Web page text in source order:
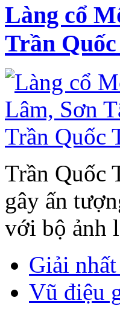
Làng cổ
Trần
Trần Quốc
gây ấn
với bộ ảnh
Giải
Vũ điệu